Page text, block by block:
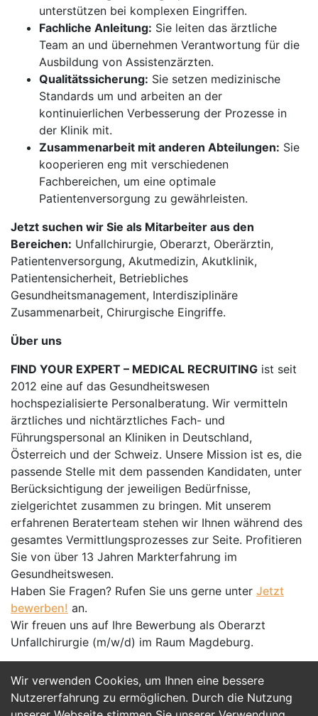
Wir verwenden Cookies, um Ihnen eine bessere
Nutzererfahrung zu ermöglichen. Durch die Nutzung
unterstützen bei komplexen Eingriffen.
Fachliche Anleitung: Sie leiten das ärztliche
Team an und übernehmen Verantwortung für die
Ausbildung von Assistenzärzten.
Qualitätssicherung: Sie setzen medizinische
Standards um und arbeiten an der
kontinuierlichen Verbesserung der Prozesse in
der Klinik mit.
Zusammenarbeit mit anderen Abteilungen: Sie
kooperieren eng mit verschiedenen
Fachbereichen, um eine optimale
Patientenversorgung zu gewährleisten.
Jetzt suchen wir Sie als Mitarbeiter aus den
Bereichen: Unfallchirurgie, Oberarzt, Oberärztin,
Patientenversorgung, Akutmedizin, Akutklinik,
Patientensicherheit, Betriebliches
Gesundheitsmanagement, Interdisziplinäre
Zusammenarbeit, Chirurgische Eingriffe.
Über uns
FIND YOUR EXPERT – MEDICAL RECRUITING ist seit
2012 eine auf das Gesundheitswesen
hochspezialisierte Personalberatung. Wir vermitteln
ärztliches und nichtärztliches Fach- und
Führungspersonal an Kliniken in Deutschland,
Österreich und der Schweiz. Unsere Mission ist es, die
passende Stelle mit dem passenden Kandidaten, unter
Berücksichtigung der jeweiligen Bedürfnisse,
zielgerichtet zusammen zu bringen. Mit unserem
erfahrenen Beraterteam stehen wir Ihnen während des
gesamtes Vermittlungsprozesses zur Seite. Profitieren
Sie von über 13 Jahren Markterfahrung im
Gesundheitswesen.
Haben Sie Fragen? Rufen Sie uns gerne unter Jetzt
bewerben! an.
Wir freuen uns auf Ihre Bewerbung als Oberarzt
Unfallchirurgie (m/w/d) im Raum Magdeburg.
Jetzt Bewerben